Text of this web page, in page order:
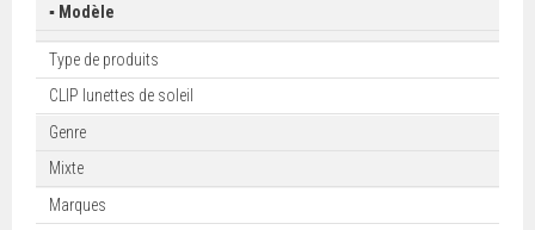
▪ Modèle
Type de produits
CLIP lunettes de soleil
Genre
Mixte
Marques